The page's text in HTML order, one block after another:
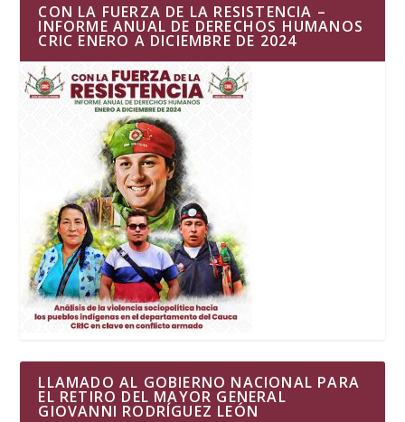
CON LA FUERZA DE LA RESISTENCIA –
INFORME ANUAL DE DERECHOS HUMANOS
CRIC ENERO A DICIEMBRE DE 2024
LLAMADO AL GOBIERNO NACIONAL PARA
EL RETIRO DEL MAYOR GENERAL
GIOVANNI RODRÍGUEZ LEÓN